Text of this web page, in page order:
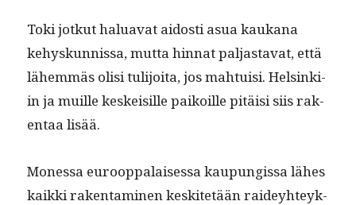
Toki jotkut halu­a­vat aidosti asua kaukana
kehyskun­nis­sa, mut­ta hin­nat pal­jas­ta­vat, että
lähem­mäs olisi tuli­joi­ta, jos mah­tu­isi. Helsinki­
in ja muille keskeisille paikoille pitäisi siis rak­
en­taa lisää.
Mon­es­sa euroop­palaises­sa kaupungis­sa läh­es
kaik­ki rak­en­t­a­mi­nen keskitetään raidey­hteyk­